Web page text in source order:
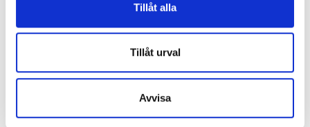
Tillåt alla
Tillåt urval
Avvisa